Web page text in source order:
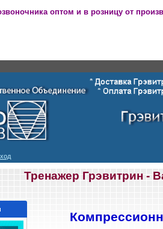
оптом и в розницу от
Тренажер Грэвитрин -